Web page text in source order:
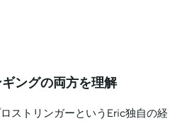
ングの両方を理解
ストリンガーというEric独自の経